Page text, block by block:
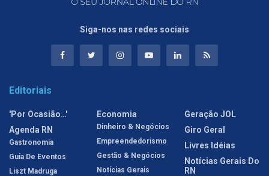
Siga-nos nas redes sociais
Editoriais
'Por Ocasião…'
Agenda RN
Gastronomia
Guia De Eventos
Liszt Madruga
Economia
Dinheiro & Negócios
Empreendedorismo
Gestão & Negócios
Notícias Gerais
Geração JOL
Giro Geral
Livres Idéias
Notícias Gerais Do
RN